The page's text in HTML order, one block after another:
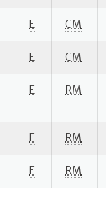
E CM
E CM
E RM
E RM
E RM